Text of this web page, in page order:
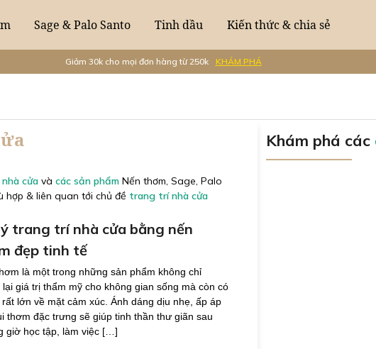
Sage & Palo Santo Tinh dầu Kiến thức & chia sẻ
Giảm 30k cho mọi đơn hàng từ 250k KHÁM PHÁ
cửa và các sản phẩm Nến thơm, Sage, Palo
hợp & liên quan tới chủ đề trang trí nhà cửa
trang trí nhà cửa bằng nến
đẹp tinh tế
là một trong những sản phẩm không chỉ
lại giá trị thẩm mỹ cho không gian sống mà còn có
rất lớn về mặt cảm xúc. Ánh dáng dịu nhẹ, ấp áp
thơm đặc trưng sẽ giúp tinh thần thư giãn sau
giờ học tập, làm việc […]
Khám phá các